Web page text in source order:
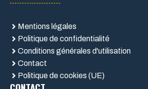
Mentions légales
Politique de confidentialité
Conditions générales d'utilisation
Contact
Politique de cookies (UE)